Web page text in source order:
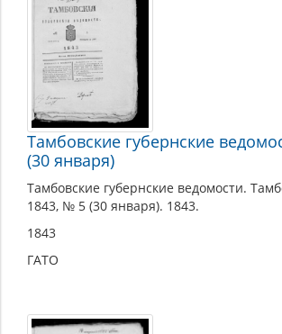
Тамбовские губернские
(30 января)
Тамбовские губернские ведомости.
1843, № 5 (30 января). 1843.
1843
ГАТО